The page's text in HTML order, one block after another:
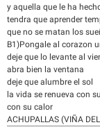
y aquella que le ha
tendra que aprender
que no se matan los
B1)Pongale al corazon
deje que lo levante al
abra bien la ventana
deje que alumbre el sol
la vida se renueva con
con su calor
ACHUPALLAS (VIÑA